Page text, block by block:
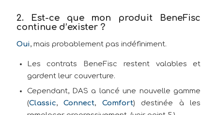
2. Est-ce que mon produit BeneFisc
continue d’exister ?
Oui, mais probablement pas indéfiniment.
Les contrats BeneFisc restent valables et
gardent leur couverture.
Cependant, DAS a lancé une nouvelle gamme
(Classic,Connect, Comfort) destinée à les